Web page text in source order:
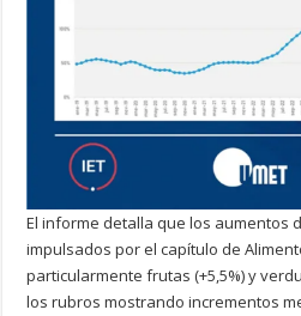
El informe detalla que los aumentos
impulsados por el capítulo de
particularmente frutas (+5,5%) y
los rubros mostrando incrementos